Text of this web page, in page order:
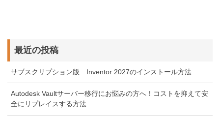
最近の投稿
サブスクリプション版 Inventor 2027のインストール方法
Autodesk Vaultサーバー移行にお悩みの方へ！コストを抑えて安
全にリプレイスする方法